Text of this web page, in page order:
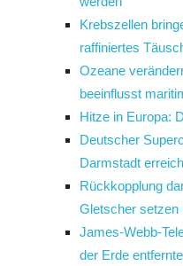
Krebszellen
raffiniertes
Ozeane
beeinflusst
Hitze in Europa:
Deutscher
Darmstadt
Rückkopplung
Gletscher setzen
James-Webb-
der Erde